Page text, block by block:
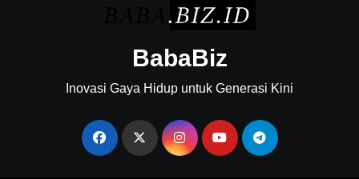
BabaBiz
Inovasi Gaya Hidup untuk Generasi Kini